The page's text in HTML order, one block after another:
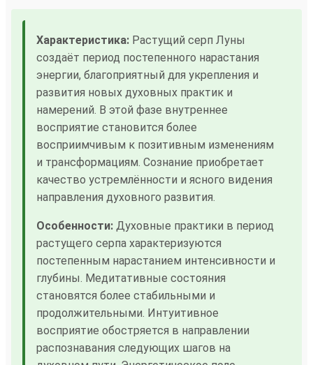
Характеристика: Растущий серп Луны
создаёт период постепенного нарастания
энергии, благоприятный для укрепления и
развития новых духовных практик и
намерений. В этой фазе внутреннее
восприятие становится более
восприимчивым к позитивным изменениям
и трансформациям. Сознание приобретает
качество устремлённости и ясного видения
направления духовного развития.
Особенности: Духовные практики в период
растущего серпа характеризуются
постепенным нарастанием интенсивности и
глубины. Медитативные состояния
становятся более стабильными и
продолжительными. Интуитивное
восприятие обостряется в направлении
распознавания следующих шагов на